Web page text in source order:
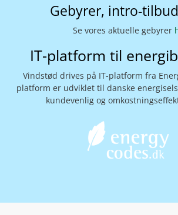
Gebyrer, intro-
Se vores aktuelle gebyrer
IT-platform til
Vindstød drives på IT-platform fra
platform er udviklet til danske
kundevenlig og